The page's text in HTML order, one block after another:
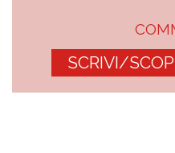
SCRIVI/